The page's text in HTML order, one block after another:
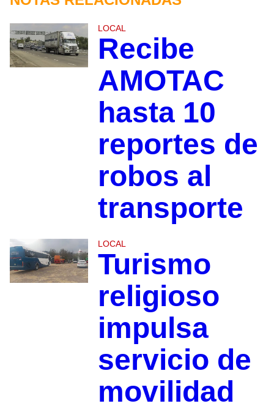
LOCAL
Recibe
AMOTAC
hasta 10
reportes de
robos al
transporte
LOCAL
Turismo
religioso
impulsa
servicio de
movilidad